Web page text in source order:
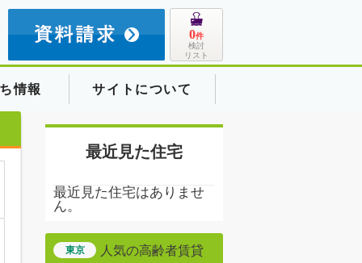
0件
検討
リスト
情報 サイトについて
最近見た住宅
最近見た住宅はありませ
ん。
東京 人気の高齢者賃貸